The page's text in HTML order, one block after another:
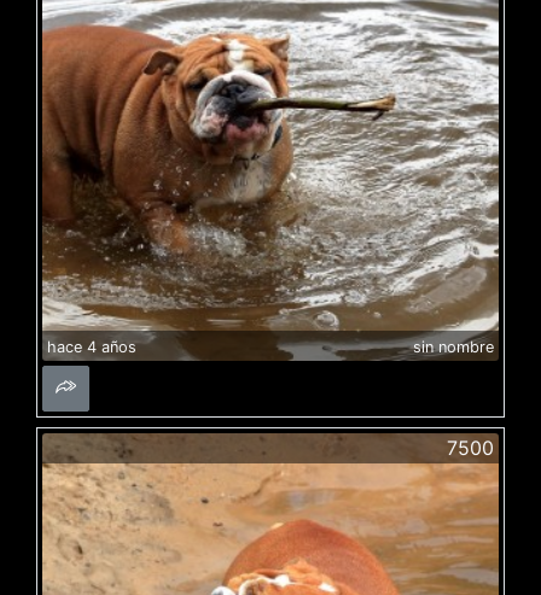
hace 4 años sin nombre
7500